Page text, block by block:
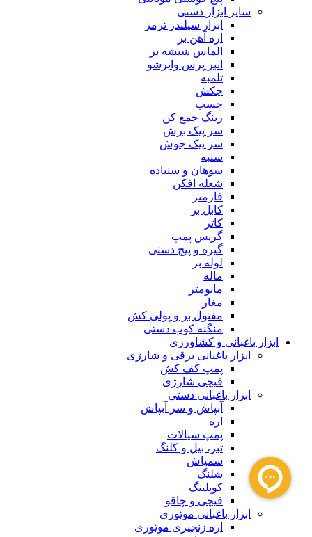
سایر ابزار دستی
ابزار سیلندر ترمز
اره آهن بر
الماس شیشه بر
انبر پرس وایرشو
تلمبه
چکش
چسب
رینگ جمع کن
سر پیک برش
سر پیک جوش
سنبه
سوهان و سنباده
شعله افکن
فازمتر
کابل بر
کاتر
گریس پمپ
گیره و پیچ دستی
لوله بر
ماله
مانومتر
مغار
مفتول بر و پولی کش
منگنه کوب دستی
ابزار باغبانی و کشاورزی
ابزار باغبانی برقی و شارژی
پمپ کف کش
قیچی شارژی
ابزار باغبانی دستی
آبپاش و سر آبپاش
اره
پمپ سیالات
تبر، بیل و کلنگ
سمپاش
شلنگ
کوپلینگ
قیچی و چاقو
ابزار باغبانی موتوری
اره زنجیری موتوری